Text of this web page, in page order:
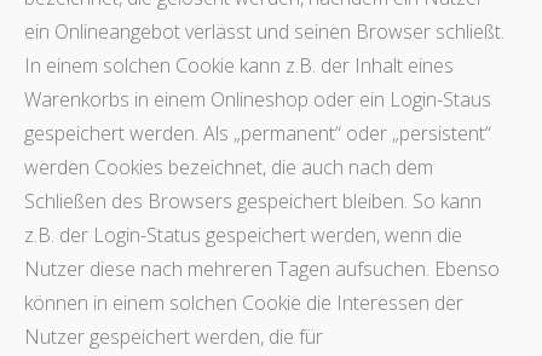
ein Onlineangebot verlässt und seinen Browser schließt.
In einem solchen Cookie kann z.B. der Inhalt eines
Warenkorbs in einem Onlineshop oder ein Login-Staus
gespeichert werden. Als „permanent“ oder „persistent“
werden Cookies bezeichnet, die auch nach dem
Schließen des Browsers gespeichert bleiben. So kann
z.B. der Login-Status gespeichert werden, wenn die
Nutzer diese nach mehreren Tagen aufsuchen. Ebenso
können in einem solchen Cookie die Interessen der
Nutzer gespeichert werden, die für